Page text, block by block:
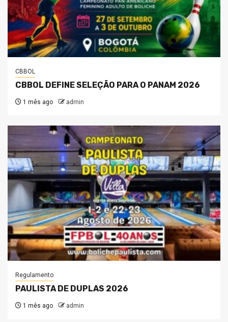
CBBOL
CBBOL DEFINE SELEÇÃO PARA O PANAM 2026
1 mês ago admin
Regulamento
PAULISTA DE DUPLAS 2026
1 mês ago admin